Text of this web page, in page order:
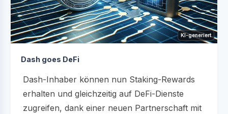
KI-generiert
Dash goes DeFi
Dash-Inhaber können nun Staking-Rewards
erhalten und gleichzeitig auf DeFi-Dienste
zugreifen, dank einer neuen Partnerschaft mit